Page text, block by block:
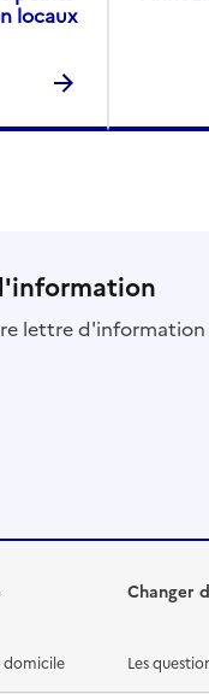
locaux
lettre
domicile
Changer
Les